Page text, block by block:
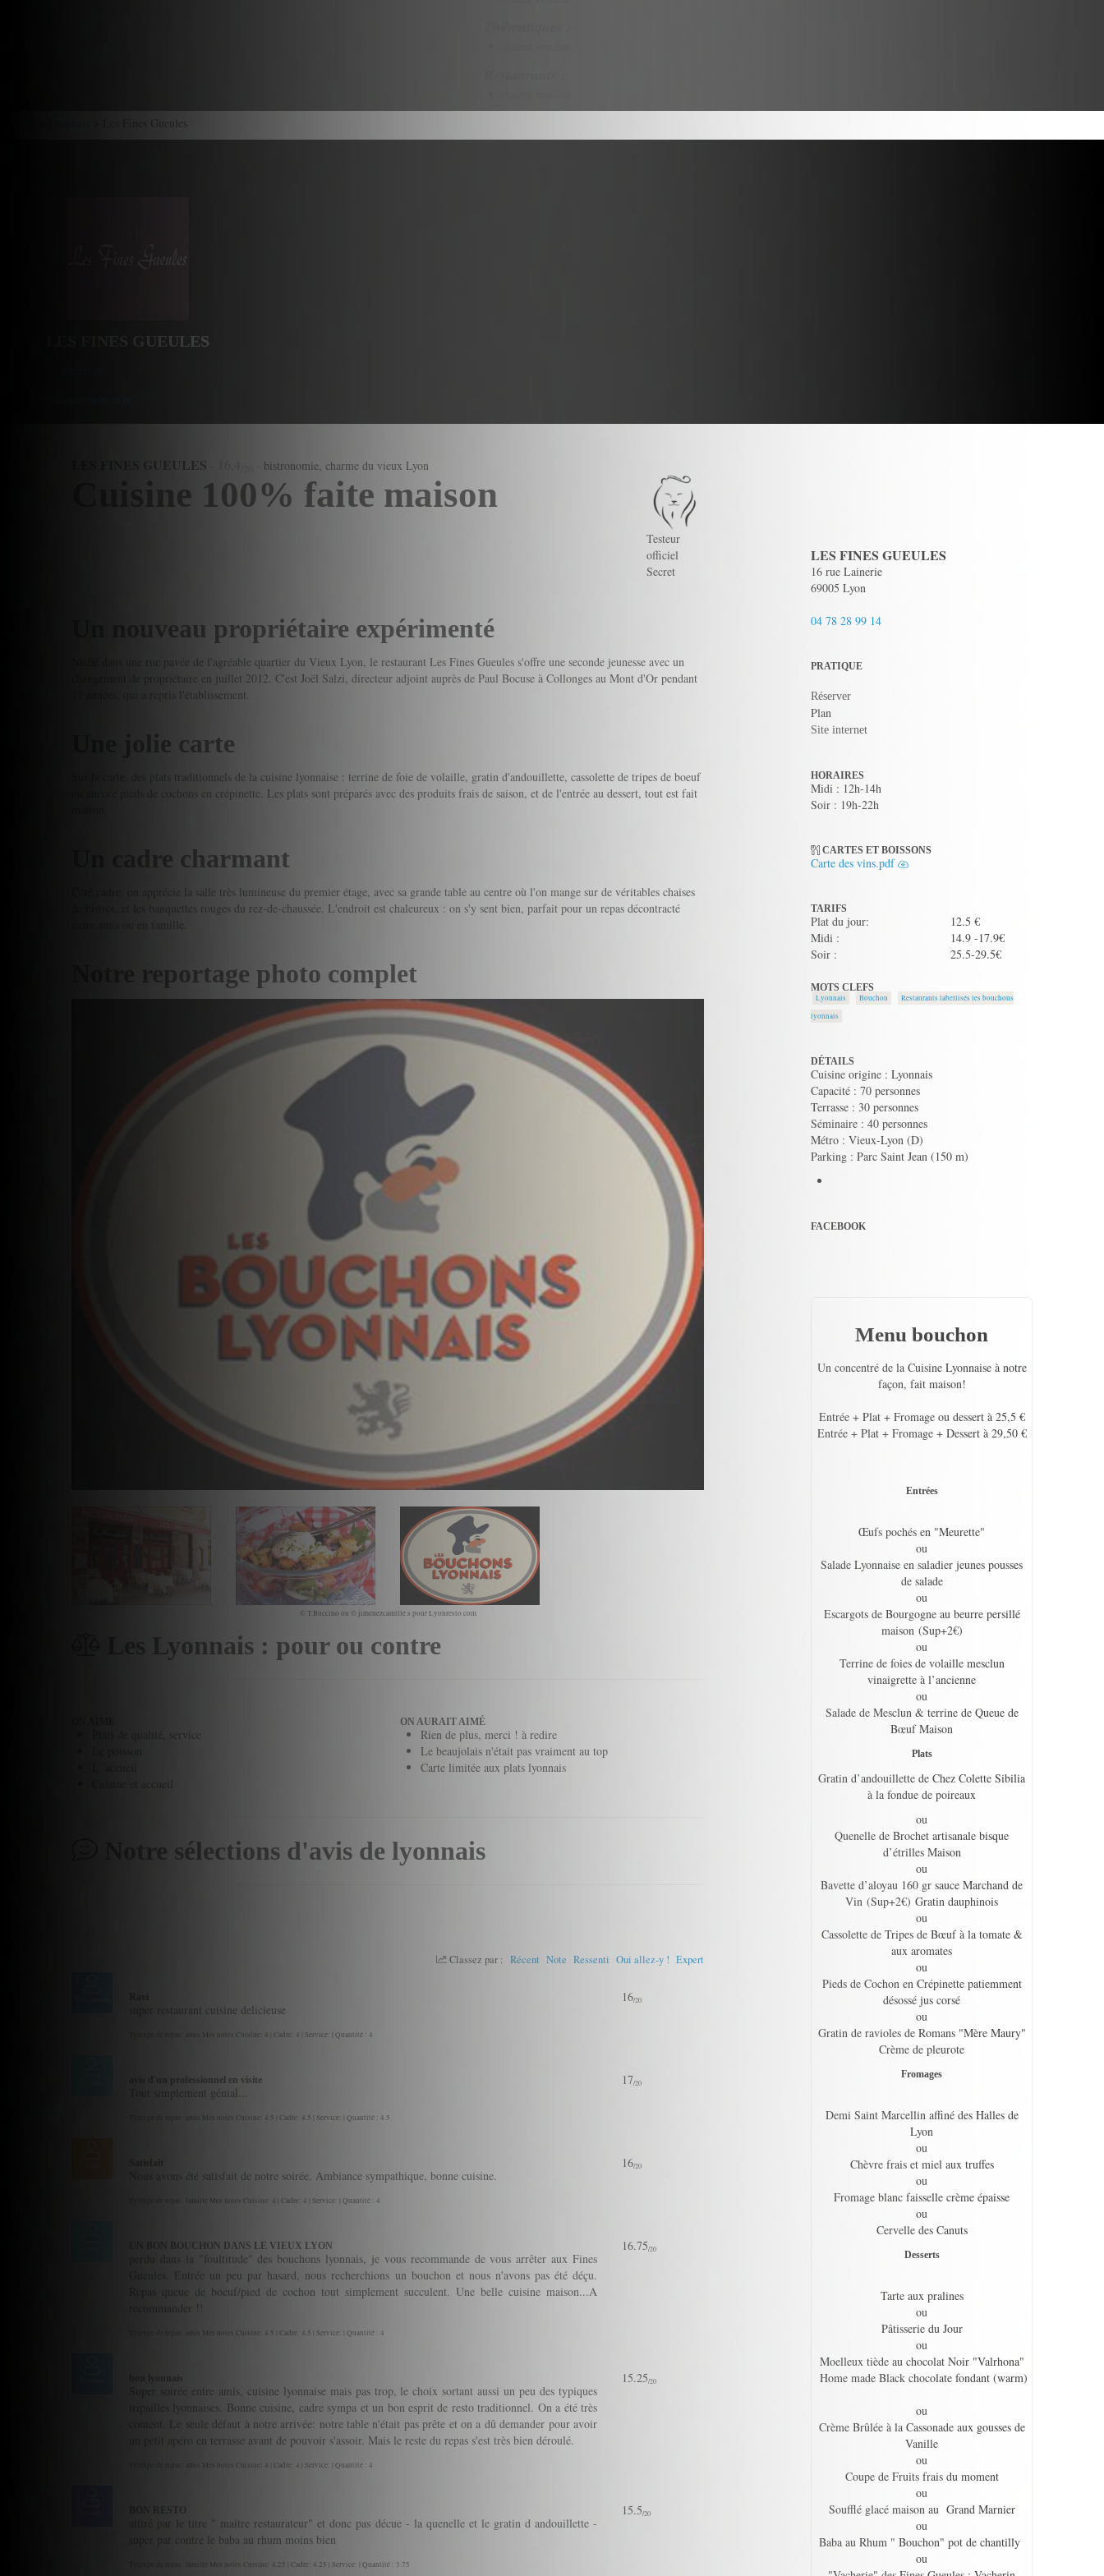
> Les Fines Gueules
LES FINES GUEULES
LES FINES GUEULES bistronomie, charme du vieux Lyon
Cuisine 100% faite maison
Testeur
officiel
Secret
Un nouveau propriétaire expérimenté
Niché dans une rue pavée de l'agréable quartier du Vieux Lyon, le restaurant Les Fines Gueules s'offre une seconde jeunesse avec un
changement de propriétaire en juillet 2012. C'est Joël Salzi, directeur adjoint auprès de Paul Bocuse à Collonges au Mont d'Or pendant
11 années, qui a repris l'établissement.
Une jolie carte
Sur la carte, des plats traditionnels de la cuisine lyonnaise : terrine de foie de volaille, gratin d'andouillette, cassolette de tripes de boeuf
ou encore pieds de cochons en crépinette. Les plats sont préparés avec des produits frais de saison, et de l'entrée au dessert, tout est fait
Un cadre charmant
Côté cadre, on apprécie la salle très lumineuse du premier étage, avec sa grande table au centre où l'on mange sur de véritables chaises
de bistrot, et les banquettes rouges du rez-de-chaussée. L'endroit est chaleureux : on s'y sent bien, parfait pour un repas décontracté
entre amis ou en famille.
Notre reportage photo complet
© T.Buccino ou © jimenezcamille.s pour Lyonresto.com
Les Lyonnais : pour ou contre
Plats de qualité, service
ON AURAIT AIMÉ
Rien de plus, merci ! à redire
Le beaujolais n'était pas vraiment au top
Carte limitée aux plats lyonnais
Notre sélections d'avis de lyonnais
Classez par : Récent Note Ressenti Oui allez-y ! Expert
super restaurant cuisine delicieuse
Tytexpe de repas: amis Mes notes Cuisine: 4 | Cadre: 4 | Service: | Quantité : 4
16/20
avis d'un professionnel en visite
Tout simplement génial...
Tytexpe de repas: amis Mes notes Cuisine: 4.5 | Cadre: 4.5 | Service: | Quantité : 4.5
17/20
Nous avons été satisfait de notre soirée. Ambiance sympathique, bonne cuisine.
Tytexpe de repas: famille Mes notes Cuisine: 4 | Cadre: 4 | Service: | Quantité : 4
16/20
UN BON BOUCHON DANS LE VIEUX LYON
perdu dans la "foultitude" des bouchons lyonnais, je vous recommande de vous arrêter aux Fines
Gueules. Entrée un peu par hasard, nous recherchions un bouchon et nous n'avons pas été déçu.
Repas queue de boeuf/pied de cochon tout simplement succulent. Une belle cuisine maison...A
recommander !!
Tytexpe de repas: amis Mes notes Cuisine: 4.5 | Cadre: 4.5 | Service: | Quantité : 4
16.75/20
bon lyonnais
Super soirée entre amis, cuisine lyonnaise mais pas trop, le choix sortant aussi un peu des typiques
tripailles lyonnaises. Bonne cuisine, cadre sympa et un bon esprit de resto traditionnel. On a été très
content. Le seule défaut à notre arrivée: notre table n'était pas prête et on a dû demander pour avoir
un petit apéro en terrasse avant de pouvoir s'assoir. Mais le reste du repas s'est très bien déroulé.
Tytexpe de repas: amis Mes notes Cuisine: 4 | Cadre: 4 | Service: | Quantité : 4
15.25/20
BON RESTO
attiré par le titre " maitre restaurateur" et donc pas décue - la quenelle et le gratin d andouillette -
super par contre le baba au rhum moins bien
Tytexpe de repas: famille Mes notes Cuisine: 4.25 | Cadre: 4.25 | Service: | Quantité : 3.75
15.5/20
LES FINES GUEULES
16 rue Lainerie
69005 Lyon
04 78 28 99 14
PRATIQUE
Réserver
Plan
Site internet
HORAIRES
Midi : 12h-14h
Soir : 19h-22h
CARTES ET BOISSONS
Carte des vins.pdf
TARIFS
Plat du jour:
Midi :
Soir :
12.5 €
14.9 -17.9€
25.5-29.5€
MOTS CLEFS
Lyonnais Bouchon
Restaurants labellisés les bouchons
lyonnais
DÉTAILS
Cuisine origine : Lyonnais
Capacité : 70 personnes
Terrasse : 30 personnes
Séminaire : 40 personnes
Métro : Vieux-Lyon (D)
Parking : Parc Saint Jean (150 m)
FACEBOOK
Menu bouchon
Un concentré de la Cuisine Lyonnaise à notre
façon, fait maison!
Entrée + Plat + Fromage ou dessert à 25,5 €
Entrée + Plat + Fromage + Dessert à 29,50 €
Entrées
Œufs pochés en "Meurette"
ou
Salade Lyonnaise en saladier jeunes pousses
de salade
ou
Escargots de Bourgogne au beurre persillé
maison (Sup+2€)
ou
Terrine de foies de volaille mesclun
vinaigrette à l’ancienne
ou
Salade de Mesclun & terrine de Queue de
Bœuf Maison
Plats
Gratin d’andouillette de Chez Colette Sibilia
à la fondue de poireaux
ou
Quenelle de Brochet artisanale bisque
d’étrilles Maison
ou
Bavette d’aloyau 160 gr sauce Marchand de
Vin (Sup+2€) Gratin dauphinois
ou
Cassolette de Tripes de Bœuf à la tomate &
aux aromates
ou
Pieds de Cochon en Crépinette patiemment
désossé jus corsé
ou
Gratin de ravioles de Romans "Mère Maury"
Crème de pleurote
Fromages
Demi Saint Marcellin affiné des Halles de
Lyon
ou
Chèvre frais et miel aux truffes
ou
Fromage blanc faisselle crème épaisse
ou
Cervelle des Canuts
Desserts
Tarte aux pralines
ou
Pâtisserie du Jour
ou
Moelleux tiède au chocolat Noir "Valrhona"
Home made Black chocolate fondant (warm)
ou
Crème Brûlée à la Cassonade aux gousses de
Vanille
ou
Coupe de Fruits frais du moment
ou
Soufflé glacé maison au Grand Marnier
ou
Baba au Rhum " Bouchon" pot de chantilly
ou